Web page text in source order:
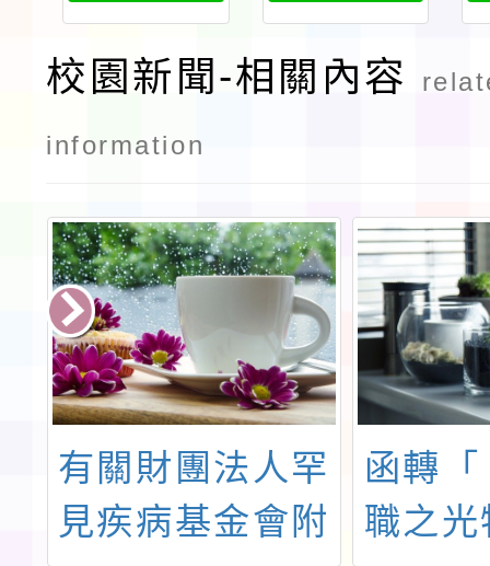
校園新聞-相關內容
information
有關財團法人罕
見疾病基金會附
函轉
職之